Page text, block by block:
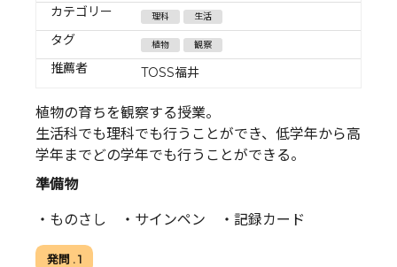
カテゴリー 理科 生活
タグ 植物 観察
推薦者 TOSS福井
植物の育ちを観察する授業。
生活科でも理科でも行うことができ、低学年から高
学年までどの学年でも行うことができる。
準備物
・ものさし ・サインペン ・記録カード
発問 . 1